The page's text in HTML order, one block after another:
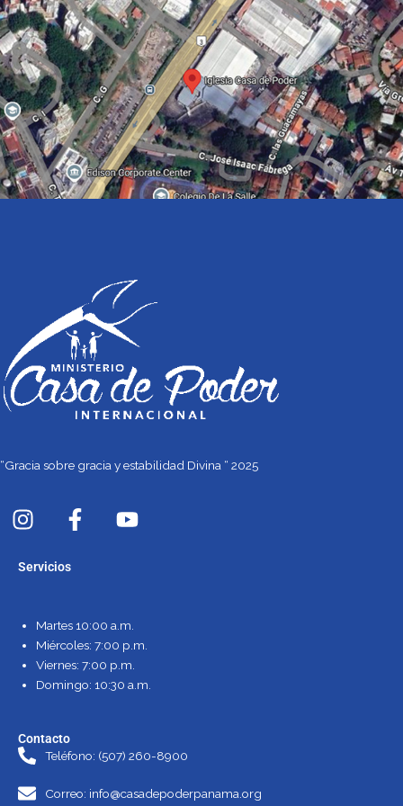
“Gracia sobre gracia y estabilidad Divina “ 2025
I
n
t
g
r
a
m
F
a
o
o
k
-
Y
o
b
e
Servicios
Martes 10:00 a.m.
Miércoles: 7:00 p.m.
Viernes: 7:00 p.m.
Domingo: 10:30 a.m.
Contacto
Teléfono: (507) 260-8900
Correo: info@casadepoderpanama.org